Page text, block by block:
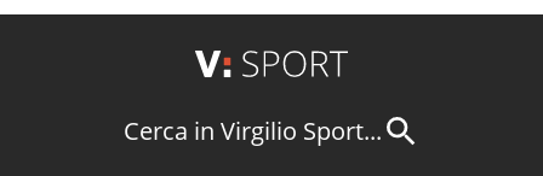
Cerca in Virgilio Sport...